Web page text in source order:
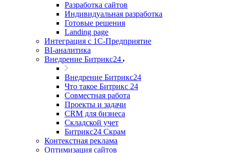
Разработка сайтов
Индивидуальная разработка
Готовые решения
Landing page
Интеграция с 1С-Предприятие
BI-аналитика
Внедрение Битрикс24
Внедрение Битрикс24
Что такое Битрикс 24
Совместная работа
Проекты и задачи
СRМ для бизнеса
Складской учет
Битрикс24 Скрам
Контекстная реклама
Оптимизация сайтов